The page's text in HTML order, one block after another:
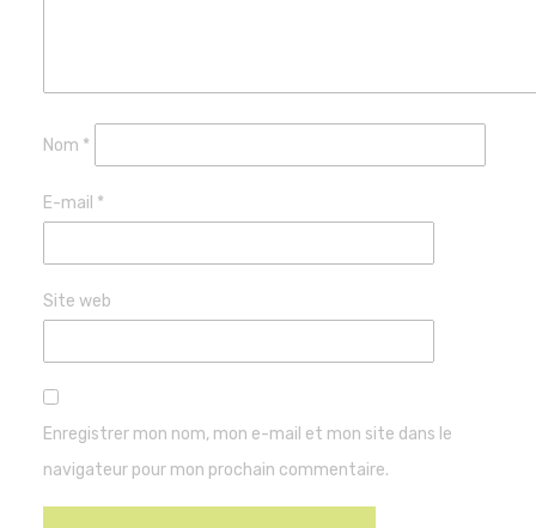
Nom *
E-mail *
Site web
Enregistrer mon nom, mon e-mail et mon site dans le
navigateur pour mon prochain commentaire.